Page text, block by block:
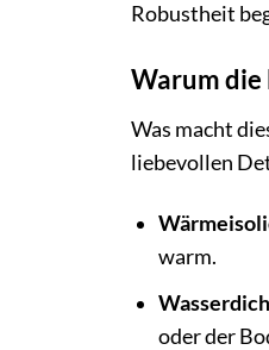
Robustheit
Warum
Was macht
liebevollen
warm.
oder der